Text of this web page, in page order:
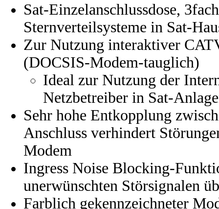
Sat-Einzelanschlussdose,
Sternverteilsysteme in Sat-
Zur Nutzung interaktiver
(DOCSIS-Modem-tauglich)
Ideal zur Nutzung der
Netzbetreiber in Sat-
Sehr hohe Entkopplung
Anschluss verhindert
Modem
Ingress Noise Blocking-
unerwünschten Störsignalen
Farblich gekennzeichneter